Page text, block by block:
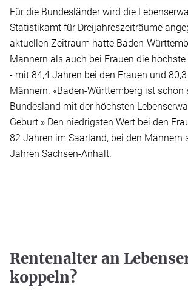
Für die Bundesländer wird die
Statistikamt für Dreijahreszeiträume
aktuellen Zeitraum hatte Baden-
Männern als auch bei Frauen die
- mit 84,4 Jahren bei den Frauen und
Männern. «Baden-Württemberg ist
Bundesland mit der höchsten
Geburt.» Den niedrigsten Wert bei den
82 Jahren im Saarland, bei den Männern
Jahren Sachsen-Anhalt.
Rentenalter an
koppeln?